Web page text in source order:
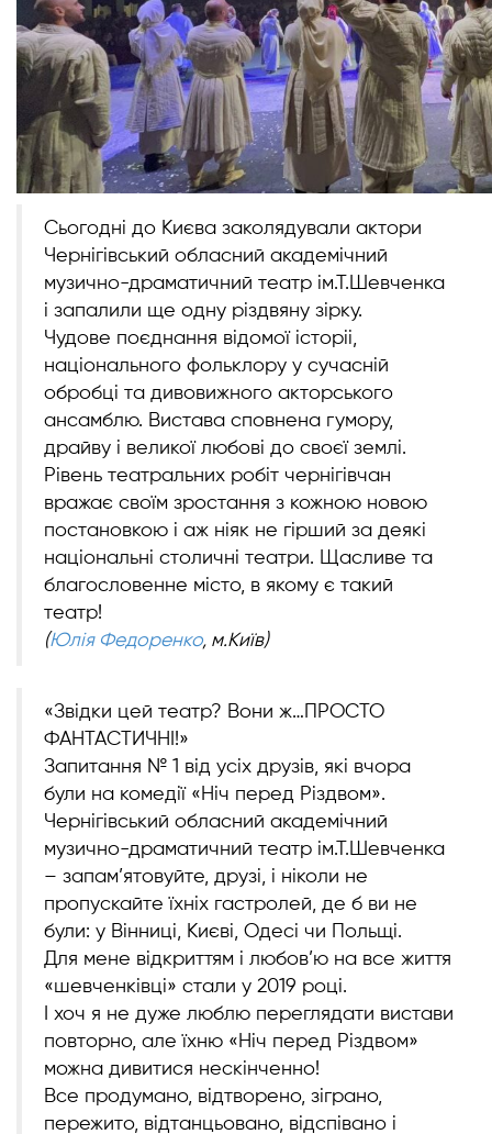
Сьогодні до Києва заколядували актори
Чернігівський обласний академічний
музично-драматичний театр ім.Т.Шевченка
і запалили ще одну різдвяну зірку.
Чудове поєднання відомої історіі,
національного фольклору у сучасній
обробці та дивовижного акторського
ансамблю. Вистава сповнена гумору,
драйву і великої любові до своєї землі.
Рівень театральних робіт чернігівчан
вражає своїм зростання з кожною новою
постановкою і аж ніяк не гірший за деякі
національні столичні театри. Щасливе та
благословенне місто, в якому є такий
театр!
(Юлія Федоренко, м.Київ)
«Звідки цей театр? Вони ж…ПРОСТО
ФАНТАСТИЧНІ!»
Запитання № 1 від усіх друзів, які вчора
були на комедії «Ніч перед Різдвом».
Чернігівський обласний академічний
музично-драматичний театр ім.Т.Шевченка
– запам’ятовуйте, друзі, і ніколи не
пропускайте їхніх гастролей, де б ви не
були: у Вінниці, Києві, Одесі чи Польщі.
Для мене відкриттям і любов’ю на все життя
«шевченківці» стали у 2019 році.
І хоч я не дуже люблю переглядати вистави
повторно, але їхню «Ніч перед Різдвом»
можна дивитися нескінченно!
Все продумано, відтворено, зіграно,
пережито, відтанцьовано, відспівано і